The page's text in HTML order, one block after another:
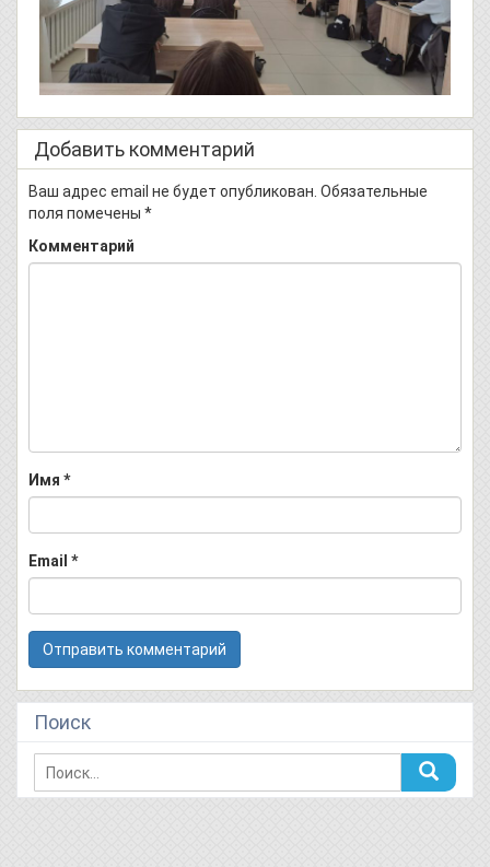
Добавить комментарий
Ваш адрес email не будет опубликован. Обязательные
поля помечены *
Комментарий
Имя *
Email *
Поиск